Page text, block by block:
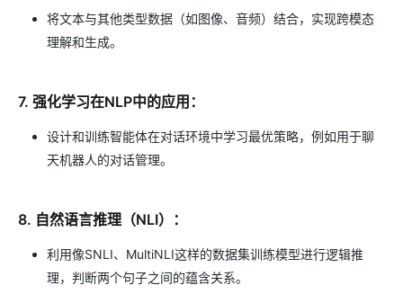
将文本与其他类型数据（如图像、音频）结合，实现跨模态
理解和生成。
7. 强化学习在NLP中的应用：
设计和训练智能体在对话环境中学习最优策略，例如用于聊
天机器人的对话管理。
8. 自然语言推理（NLI）：
利用像SNLI、MultiNLI这样的数据集训练模型进行逻辑推
理，判断两个句子之间的蕴含关系。